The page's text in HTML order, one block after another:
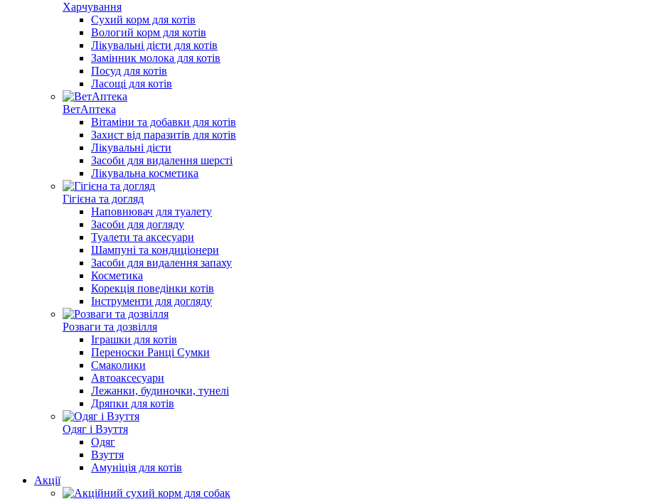
Харчування
Сухий корм для котів
Вологий корм для котів
Лікувальні дієти для котів
Замінник молока для котів
Посуд для котів
Ласощі для котів
ВетАптека
Вітаміни та добавки для котів
Захист від паразитів для котів
Лікувальні дієти
Засоби для видалення шерсті
Лікувальна косметика
Гігієна та догляд
Наповнювач для туалету
Засоби для догляду
Туалети та аксесуари
Шампуні та кондиціонери
Засоби для видалення запаху
Косметика
Корекція поведінки котів
Інструменти для догляду
Розваги та дозвілля
Іграшки для котів
Переноски Ранці Сумки
Смаколики
Автоаксесуари
Лежанки, будиночки, тунелі
Дряпки для котів
Одяг і Взуття
Одяг
Взуття
Амуніція для котів
Акції